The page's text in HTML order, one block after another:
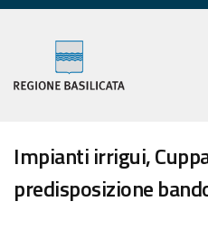
Impianti irrigui,
predisposizione